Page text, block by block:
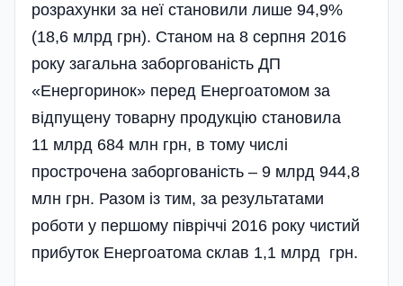
розрахунки за неї становили лише 94,9%
(18,6 млрд грн). Станом на 8 серпня 2016
року загальна заборгованість ДП
«Енергоринок» перед Енергоатомом за
відпущену товарну продукцію становила
11 млрд 684 млн грн, в тому числі
прострочена заборгованість – 9 млрд 944,8
млн грн. Разом із тим, за результатами
роботи у першому півріччі 2016 року чистий
прибуток Енергоатома склав 1,1 млрд грн.